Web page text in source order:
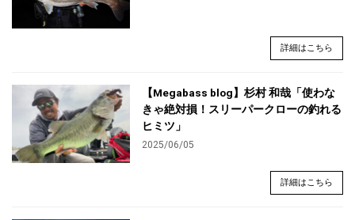
詳細はこちら
【Megabass blog】杉村 和哉「使わな
きゃ絶対損！スリーパークローの釣れる
ヒミツ」
2025/06/05
詳細はこちら